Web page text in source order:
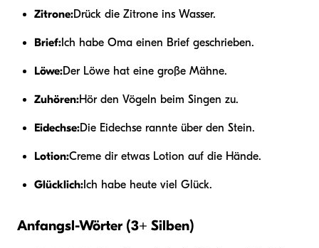
Zitrone:Drück die Zitrone ins Wasser.
Brief: Ich habe Oma einen Brief geschrieben.
Löwe:Der Löwe hat eine große Mähne.
Zuhören:Hör den Vögeln beim Singen zu.
Eidechse:Die Eidechse rannte über den Stein.
Lotion:Creme dir etwas Lotion auf die Hände.
Glücklich: Ich habe heute viel Glück.
Anfangsl-Wörter (3+ Silben)